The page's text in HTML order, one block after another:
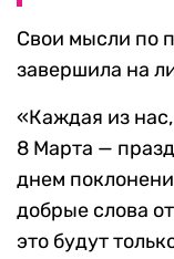
Свои мысли по
завершила на
«Каждая из
8 Марта —
днем
добрые слова
это будут